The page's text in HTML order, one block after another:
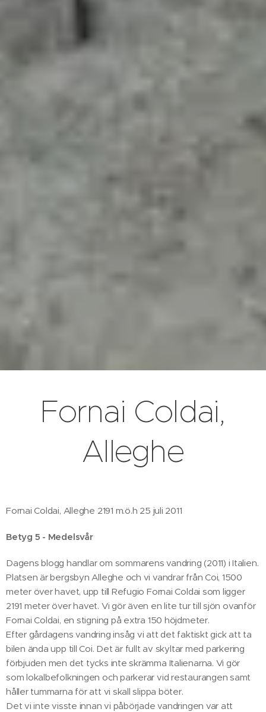
Fornai Coldai,
Alleghe
Fornai Coldai, Alleghe 2191 m.ö.h 25 juli 2011
Betyg 5 - Medelsvår
Dagens blogg handlar om sommarens vandring (2011) i Italien.
Platsen är bergsbyn Alleghe och vi vandrar från Coi, 1500
meter över havet, upp till Refugio Fornai Coldai som ligger
2191 meter över havet. Vi gör även en lite tur till sjön ovanför
Fornai Coldai, en stigning på extra 150 höjdmeter.
Efter gårdagens vandring insåg vi att det faktiskt gick att ta
bilen ända upp till Coi. Det är fullt av skyltar med parkering
förbjuden men det tycks inte skrämma Italienarna. Vi gör
som lokalbefolkningen och parkerar vid restaurangen samt
håller tummarna för att vi skall slippa böter.
Det vi inte visste innan vi påbörjade vandringen var att